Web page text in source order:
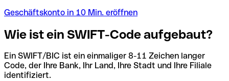
Geschäftskonto in 10 Min. eröffnen
Wie ist ein SWIFT-Code aufgebaut?
Ein SWIFT/BIC ist ein einmaliger 8-11 Zeichen langer
Code, der Ihre Bank, Ihr Land, Ihre Stadt und Ihre Filiale
identifiziert.